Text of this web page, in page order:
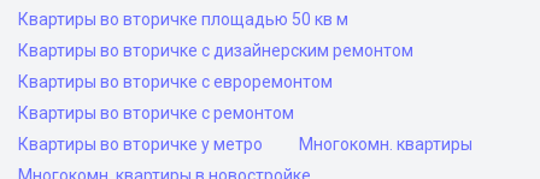
Квартиры во вторичке площадью 50 кв м
Квартиры во вторичке с дизайнерским ремонтом
Квартиры во вторичке с евроремонтом
Квартиры во вторичке с ремонтом
Квартиры во вторичке у метро
Многокомн. квартиры